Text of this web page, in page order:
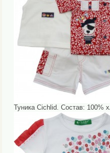
Туника Cichlid. Состав: 100%